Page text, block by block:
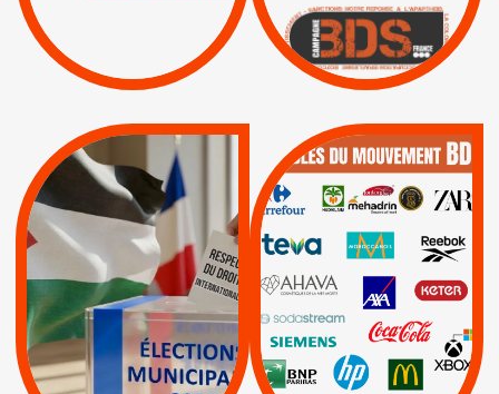
| Actus Pétitions
| Boycott militaire |
Lettres d'interpellation
MUNICIPALES 2026 :
JE VOTE POUR LE
RESPECT DU DROIT
INTERNATIONAL EN
PALESTINE
APPELS | Actus |
Espaces Sans
Apartheid
| Lettres d'interpellation
QUE BOYCOTTER ?
BOYCOTT /
AXA BNP | CAF |
Carrefour | HP |
Keter |
Livres et brochures |
Mehadrin | PUMA
Sodastream |